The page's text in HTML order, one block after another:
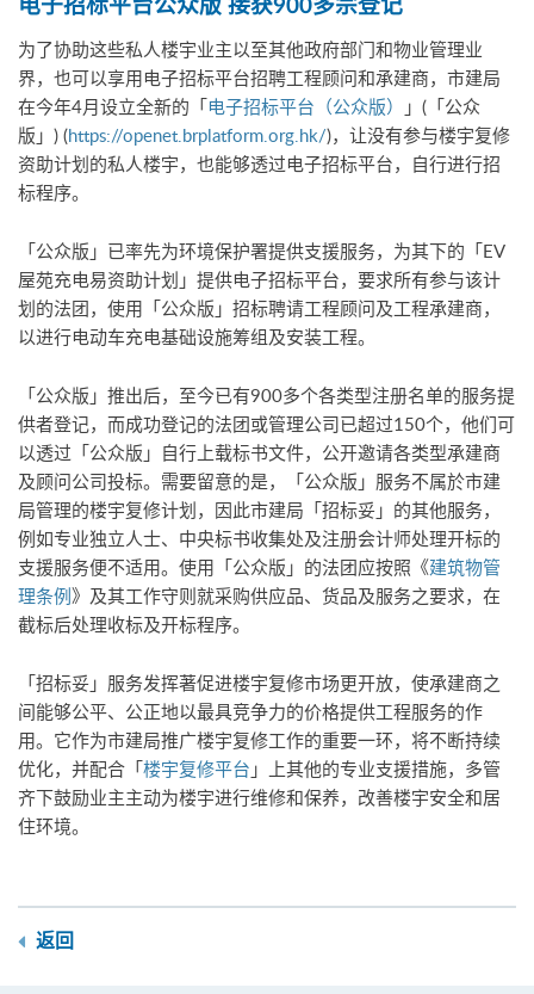
电子招标平台公众版 接获900多宗登记
为了协助这些私人楼宇业主以至其他政府部门和物业管理业
界，也可以享用电子招标平台招聘工程顾问和承建商，市建局
在今年4月设立全新的「电子招标平台（公众版）
」(「公众
版」) (https://openet.brplatform.org.hk/)，让没有参与楼宇复修
资助计划的私人楼宇，也能够透过电子招标平台，自行进行招
标程序。
「公众版」已率先为环境保护署提供支援服务，为其下的「EV
屋苑充电易资助计划」提供电子招标平台，要求所有参与该计
划的法团，使用「公众版」招标聘请工程顾问及工程承建商，
以进行电动车充电基础设施筹组及安装工程。
「公众版」推出后，至今已有900多个各类型注册名单的服务提
供者登记，而成功登记的法团或管理公司已超过150个，他们可
以透过「公众版」自行上载标书文件，公开邀请各类型承建商
及顾问公司投标。需要留意的是，「公众版」服务不属於市建
局管理的楼宇复修计划，因此市建局「招标妥」的其他服务，
例如专业独立人士、中央标书收集处及注册会计师处理开标的
支援服务便不适用。使用「公众版」的法团应按照《建筑物管
理条例》及其工作守则就采购供应品、货品及服务之要求，在
截标后处理收标及开标程序。
「招标妥」服务发挥著促进楼宇复修市场更开放，使承建商之
间能够公平、公正地以最具竞争力的价格提供工程服务的作
用。它作为市建局推广楼宇复修工作的重要一环，将不断持续
优化，并配合「楼宇复修平台 」上其他的专业支援措施，多管
齐下鼓励业主主动为楼宇进行维修和保养，改善楼宇安全和居
住环境。
返回